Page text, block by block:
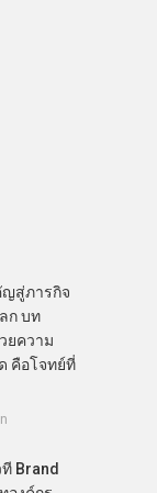
ญสู่ภารกิจ
ก บท
ยความ
คือโจทย์ที่
Brand